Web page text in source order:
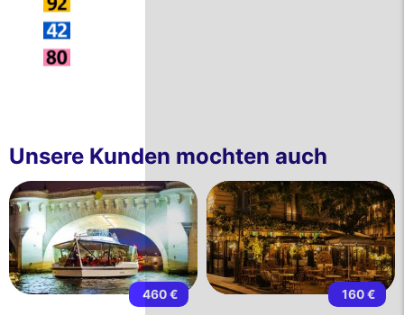
Unsere Kunden mochten auch
460 € 160 €